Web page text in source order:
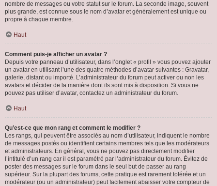
nombre de messages ou votre statut sur le forum. La seconde image, souvent
plus grande, est connue sous le nom d’avatar et généralement est unique ou
propre à chaque membre.
Haut
Comment puis-je afficher un avatar ?
Depuis votre panneau d’utilisateur, dans l’onglet « profil » vous pouvez ajouter
un avatar en utilisant l’une des quatre méthodes d’avatar suivantes : Gravatar,
galerie, distant ou importé. L’administrateur du forum peut activer ou non les
avatars et décider de la manière dont ils sont mis à disposition. Si vous ne
pouvez pas utiliser d’avatar, contactez un administrateur du forum.
Haut
Qu’est-ce que mon rang et comment le modifier ?
Les rangs, qui peuvent être associés au nom d’utilisateur, indiquent le nombre
de messages postés ou identifient certains membres tels que les modérateurs
et administrateurs. En général, vous ne pouvez pas directement modifier
l’intitulé d’un rang car il est paramétré par l’administrateur du forum. Évitez de
poster des messages sur le forum dans le seul but de passer au rang
supérieur. Sur la plupart des forums, cette pratique est rarement tolérée et un
modérateur (ou un administrateur) peut facilement abaisser votre compteur de